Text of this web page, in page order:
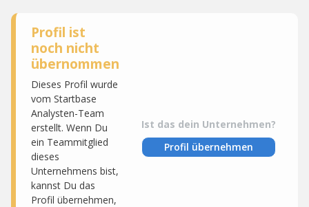
Profil ist
noch nicht
übernommen
Dieses Profil wurde
vom Startbase
Analysten-Team
erstellt. Wenn Du
ein Teammitglied
dieses
Unternehmens bist,
kannst Du das
Profil übernehmen,
Ist das dein Unternehmen?
Profil übernehmen